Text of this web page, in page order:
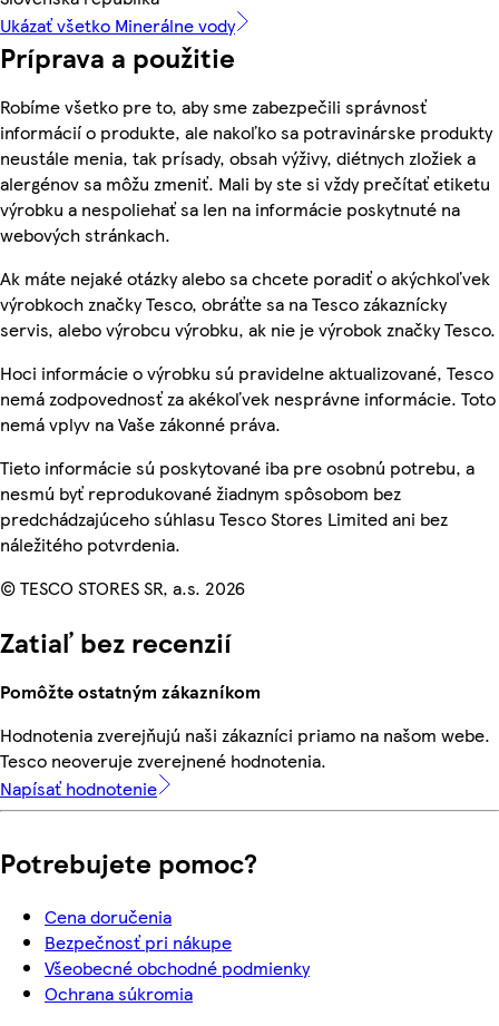
Ukázať všetko Minerálne vody
Príprava a použitie
Robíme všetko pre to, aby sme zabezpečili správnosť
informácií o produkte, ale nakoľko sa potravinárske produkty
neustále menia, tak prísady, obsah výživy, diétnych zložiek a
alergénov sa môžu zmeniť. Mali by ste si vždy prečítať etiketu
výrobku a nespoliehať sa len na informácie poskytnuté na
webových stránkach.
Ak máte nejaké otázky alebo sa chcete poradiť o akýchkoľvek
výrobkoch značky Tesco, obráťte sa na Tesco zákaznícky
servis, alebo výrobcu výrobku, ak nie je výrobok značky Tesco.
Hoci informácie o výrobku sú pravidelne aktualizované, Tesco
nemá zodpovednosť za akékoľvek nesprávne informácie. Toto
nemá vplyv na Vaše zákonné práva.
Tieto informácie sú poskytované iba pre osobnú potrebu, a
nesmú byť reprodukované žiadnym spôsobom bez
predchádzajúceho súhlasu Tesco Stores Limited ani bez
náležitého potvrdenia.
© TESCO STORES SR, a.s. 2026
Zatiaľ bez recenzií
Pomôžte ostatným zákazníkom
Hodnotenia zverejňujú naši zákazníci priamo na našom webe.
Tesco neoveruje zverejnené hodnotenia.
Napísať hodnotenie
Potrebujete pomoc?
Cena doručenia
Bezpečnosť pri nákupe
Všeobecné obchodné podmienky
Ochrana súkromia